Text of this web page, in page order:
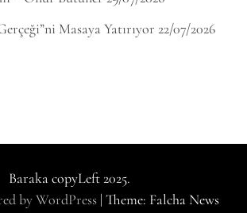
Masaya Yatırıyor 22/07/2026
Baraka copyLeft 2025.
by WordPress | Theme: Falcha News